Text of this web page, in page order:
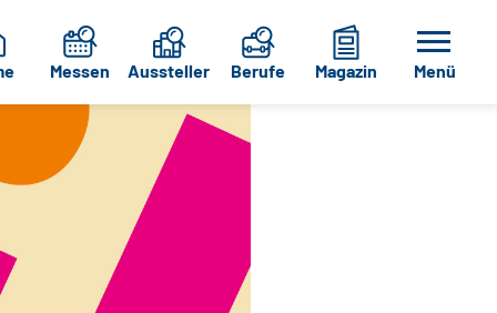
Messen Aussteller Berufe Magazin Menü